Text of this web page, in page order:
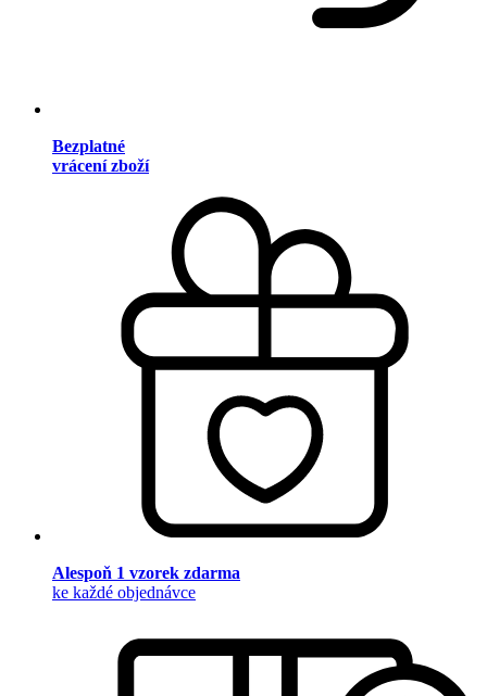
Bezplatné
vrácení zboží
Alespoň 1 vzorek zdarma
ke každé objednávce